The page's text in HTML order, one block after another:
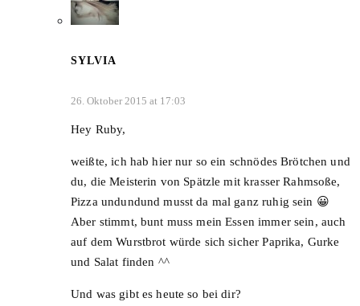
SYLVIA
26. Oktober 2015 at 17:03
Hey Ruby,
weißte, ich hab hier nur so ein schnödes Brötchen und
du, die Meisterin von Spätzle mit krasser Rahmsoße,
Pizza undundund musst da mal ganz ruhig sein 😀
Aber stimmt, bunt muss mein Essen immer sein, auch
auf dem Wurstbrot würde sich sicher Paprika, Gurke
und Salat finden ^^
Und was gibt es heute so bei dir?